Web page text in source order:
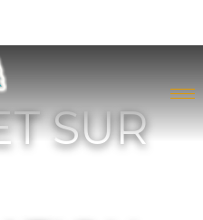
SUR